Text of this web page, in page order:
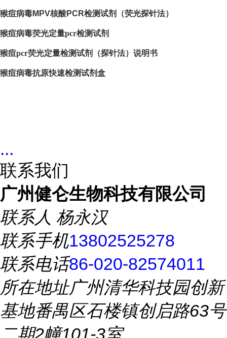
猴痘病毒MPV核酸PCR检测试剂（荧光探针法）
猴痘病毒荧光定量pcr检测试剂
猴痘pcr荧光定量检测试剂（探针法）说明书
猴痘病毒抗原快速检测试剂盒
...
联系我们
广州健仑生物科技有限公司
联系人 杨永汉
联系手机13802525278
联系电话86-020-82574011
所在地址广州清华科技园创新
基地番禺区石楼镇创启路63号
二期2幢101-3室